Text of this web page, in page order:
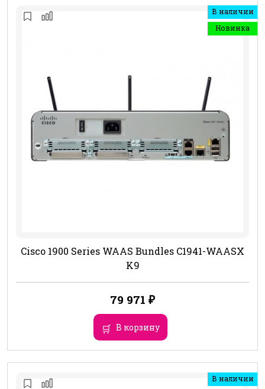
В наличии
Новинка
Cisco 1900 Series WAAS Bundles C1941-WAASX
K9
79 971 ₽
В корзину
В наличии